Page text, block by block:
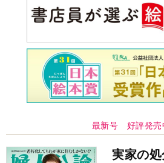
最新号 好評発売
実家の